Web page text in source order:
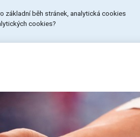
základní běh stránek, analytická cookies
cookies?